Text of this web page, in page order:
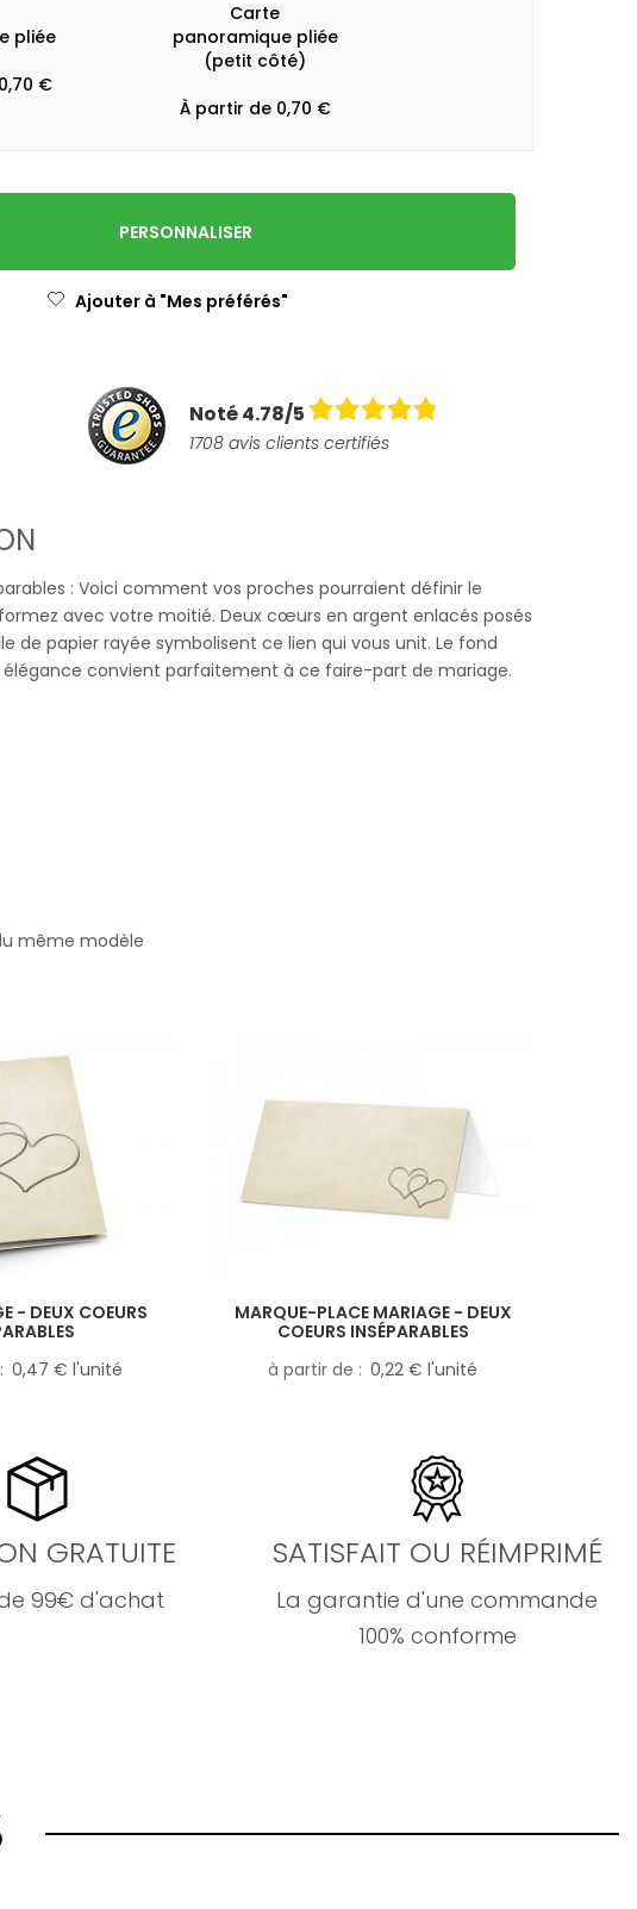
pliée
€
Carte
panoramique pliée
(petit côté)
À partir de 0,70 €
PERSONNALISER
Ajouter à "Mes préférés"
Noté 4.78/5
1708 avis clients certifiés
: Voici comment vos proches pourraient définir le
avec votre moitié. Deux cœurs en argent enlacés posés
de papier rayée symbolisent ce lien qui vous unit. Le fond
élégance convient parfaitement à ce faire-part de mariage.
même modèle
- DEUX COEURS
0,47 € l'unité
MARQUE-PLACE MARIAGE - DEUX
COEURS INSÉPARABLES
à partir de
0,22 € l'unité
GRATUITE
99€ d'achat
SATISFAIT OU RÉIMPRIMÉ
La garantie d'une commande
100% conforme